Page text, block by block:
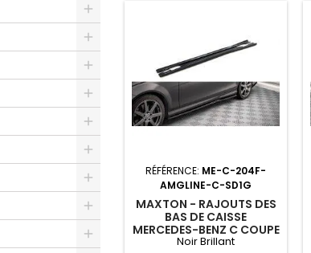
RÉFÉRENCE: ME-C-204F-
AMGLINE-C-SD1G
MAXTON - RAJOUTS DES
BAS DE CAISSE
MERCEDES-BENZ C COUPE
/ SEDAN / ESTATE AMG-
Noir Brillant